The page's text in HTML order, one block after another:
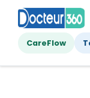
CareFlow